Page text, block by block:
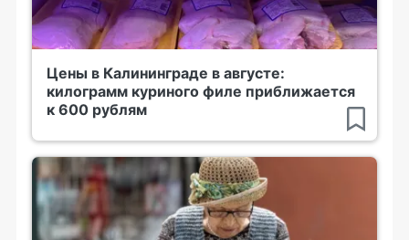
Цены в Калининграде в августе:
килограмм куриного филе приближается
к 600 рублям